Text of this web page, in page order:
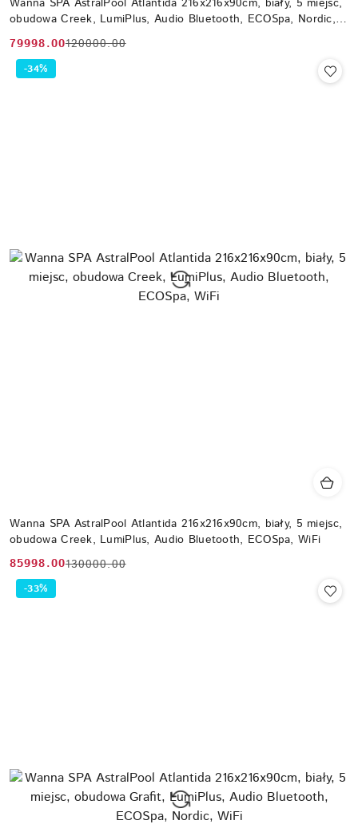
Wanna SPA AstralPool Atlantida 216x216x90cm, biały, 5 miejsc,
obudowa Creek, LumiPlus, Audio Bluetooth, ECOSpa, Nordic,
WiFi
Cena
promocyjna:
79998.00
Cena
przed
120000.00
Wanna SPA AstralPool Atlantida 216x216x90cm, biały, 5 miejsc,
obudowa Creek, LumiPlus, Audio Bluetooth, ECOSpa, WiFi
Cena
promocyjna:
85998.00
Cena
przed
130000.00
-34%
-33%